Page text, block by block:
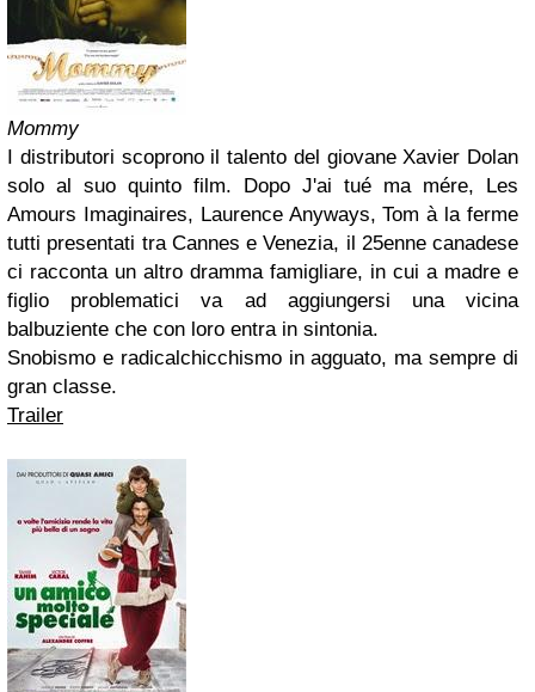
Mommy
I distributori scoprono il talento del giovane Xavier Dolan
solo al suo quinto film. Dopo J'ai tué ma mére, Les
Amours Imaginaires, Laurence Anyways, Tom à la ferme
tutti presentati tra Cannes e Venezia, il 25enne canadese
ci racconta un altro dramma famigliare, in cui a madre e
figlio problematici va ad aggiungersi una vicina
balbuziente che con loro entra in sintonia.
Snobismo e radicalchicchismo in agguato, ma sempre di
gran classe.
Trailer